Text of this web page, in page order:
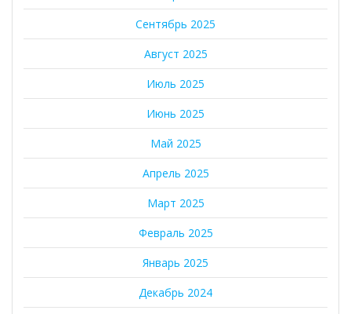
Сентябрь 2025
Август 2025
Июль 2025
Июнь 2025
Май 2025
Апрель 2025
Март 2025
Февраль 2025
Январь 2025
Декабрь 2024